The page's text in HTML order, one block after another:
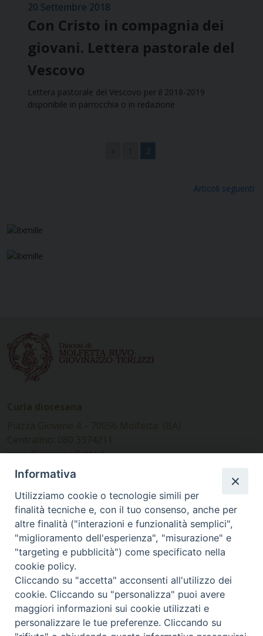
20 Settembre 2018
Con Cristo in compagnia dei
giovani. Lettera pastorale del
Vescovo
Lettera pastorale del Vescovo per il 2018-2019
disponibile in parrocchia o in redazione
2
Articoli seguenti
www.diocesimolfetta.it –
diocesimolfetta@pec.chiesacattolica.it
Ufficio Comunicazioni sociali
Piazza Giovene 4 – 70056 Molfetta (BA)
comunicazionisociali@diocesimolfetta.it
SEGUICI SU
Facebook
Instagram
X YouTube
Feed
Privacy Policy - trasparenza
Informativa
Utilizziamo cookie o tecnologie simili per
finalità tecniche e, con il tuo consenso, anche per
altre finalità ("interazioni e funzionalità semplici",
"miglioramento dell'esperienza", "misurazione" e
"targeting e pubblicità") come specificato nella
cookie policy.
Cliccando su "accetta" acconsenti all'utilizzo dei
cookie. Cliccando su "personalizza" puoi avere
maggiori informazioni sui cookie utilizzati e
personalizzare le tue preferenze. Cliccando su